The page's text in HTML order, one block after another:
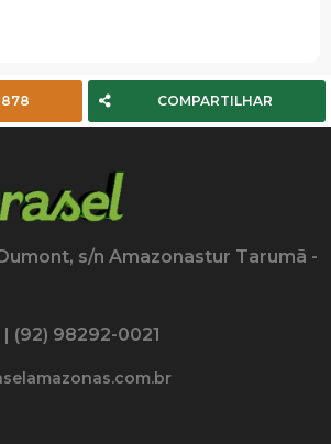
COMPARTILHAR
s/n Amazonastur Tarumã -
(92) 98292-0021